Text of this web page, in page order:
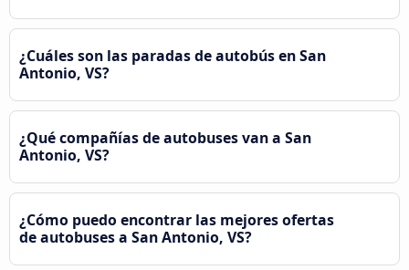
¿Cuáles son las paradas de autobús en San
Antonio, VS?
¿Qué compañías de autobuses van a San
Antonio, VS?
¿Cómo puedo encontrar las mejores ofertas
de autobuses a San Antonio, VS?